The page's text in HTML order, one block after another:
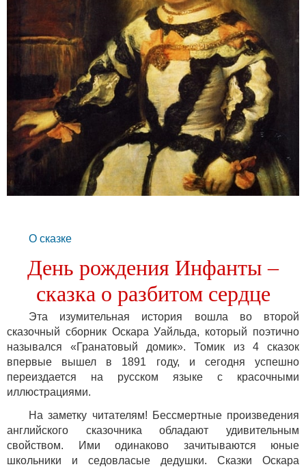
О сказке
День рождения Инфанты –
сказка о разбитом сердце
Эта изумительная история вошла во второй
сказочный сборник Оскара Уайльда, который поэтично
назывался «Гранатовый домик». Томик из 4 сказок
впервые вышел в 1891 году, и сегодня успешно
переиздается на русском языке с красочными
иллюстрациями.
На заметку читателям! Бессмертные произведения
английского сказочника обладают удивительным
свойством. Ими одинаково зачитываются юные
школьники и седовласые дедушки. Сказки Оскара